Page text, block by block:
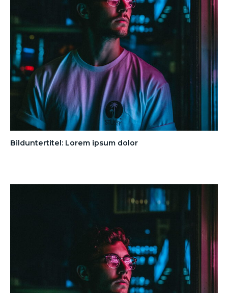
Bilduntertitel: Lorem ipsum dolor